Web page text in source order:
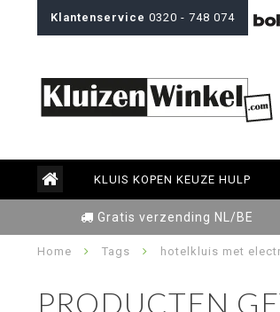
Klantenservice 0320 - 748 074
KLUIS KOPEN KEUZE HULP
Gratis verzending NL/BE
Home Tags hotelkluis met
PRODUCTEN